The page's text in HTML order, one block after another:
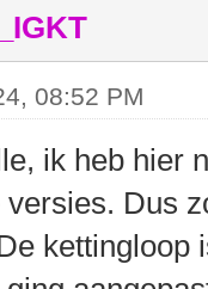
08:52 PM
ik heb hier
versies. Dus
kettingloop